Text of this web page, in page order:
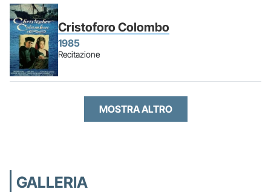
Cristoforo Colombo
1985
Recitazione
MOSTRA ALTRO
GALLERIA